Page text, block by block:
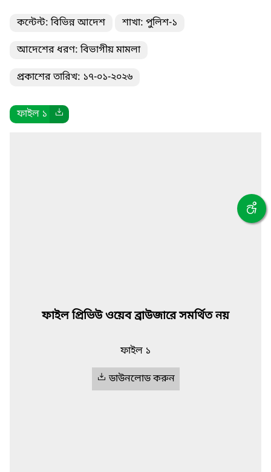
কন্টেন্ট: বিভিন্ন আদেশ শাখা: পুলিশ-১
আদেশের ধরণ: বিভাগীয় মামলা
প্রকাশের তারিখ: ১৭-০১-২০২৬
ফাইল ১
ফাইল প্রিভিউ ওয়েব ব্রাউজারে সমর্থিত নয়
ফাইল ১
ডাউনলোড করুন